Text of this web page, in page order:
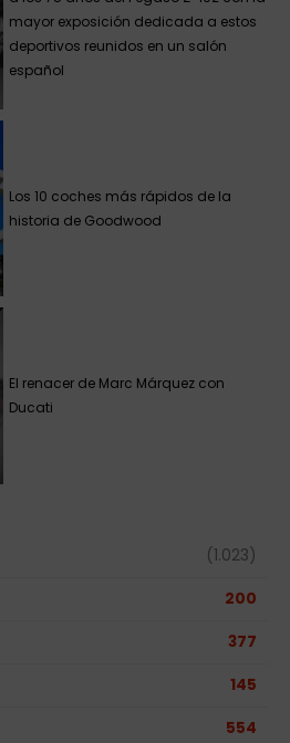
mayor exposición dedicada a estos
deportivos reunidos en un salón
español
Los 10 coches más rápidos de la
historia de Goodwood
El renacer de Marc Márquez con
Ducati
(1.023)
200
377
145
554